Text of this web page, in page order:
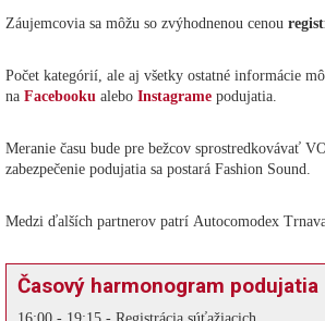
Záujemcovia sa môžu so zvýhodnenou cenou
Počet kategórií, ale aj všetky ostatné informácie
na Facebooku alebo Instagrame podujatia.
Meranie času bude pre bežcov sprostredkovávať
zabezpečenie podujatia sa postará Fashion Sound.
Medzi ďalších partnerov patrí Autocomodex
Časový harmonogram podujatia